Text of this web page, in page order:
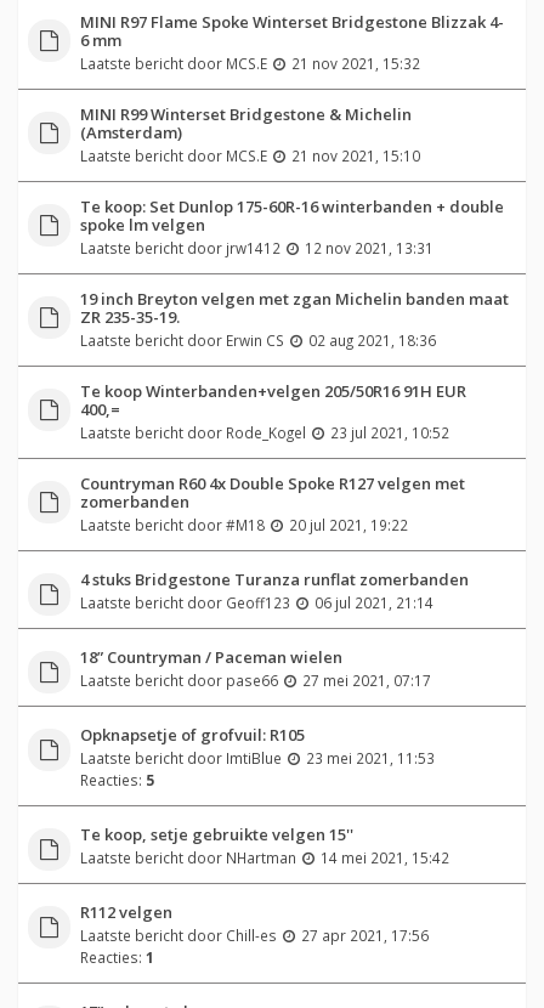
MINI R97 Flame Spoke Winterset Bridgestone Blizzak 4-
6 mm
Laatste bericht door MCS.E 21 nov 2021, 15:32
MINI R99 Winterset Bridgestone & Michelin
(Amsterdam)
Laatste bericht door MCS.E 21 nov 2021, 15:10
Te koop: Set Dunlop 175-60R-16 winterbanden + double
spoke lm velgen
Laatste bericht door jrw1412 12 nov 2021, 13:31
19 inch Breyton velgen met zgan Michelin banden maat
ZR 235-35-19.
Laatste bericht door Erwin CS 02 aug 2021, 18:36
Te koop Winterbanden+velgen 205/50R16 91H EUR
400,=
Laatste bericht door Rode_Kogel 23 jul 2021, 10:52
Countryman R60 4x Double Spoke R127 velgen met
zomerbanden
Laatste bericht door#M18 20 jul 2021, 19:22
4 stuks Bridgestone Turanza runflat zomerbanden
Laatste bericht door Geoff123 06 jul 2021, 21:14
18” Countryman / Paceman wielen
Laatste bericht door pase66 27 mei 2021, 07:17
Opknapsetje of grofvuil: R105
Laatste bericht door ImtiBlue
23 mei 2021, 11:53
Reacties: 5
Te koop, setje gebruikte velgen 15''
Laatste bericht door NHartman 14 mei 2021, 15:42
R112 velgen
Laatste bericht door Chill-es
27 apr 2021, 17:56
Reacties: 1